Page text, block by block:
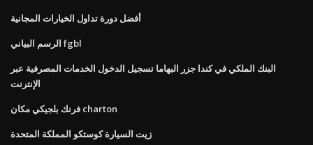
أفضل دورة تداول الخيارات المجانية
الرسم البياني fgbl
البنك الملكي في كندا جزر البهاما تسجيل الدخول الخدمات المصرفية عبر
الإنترنت
فرنك بلجيكي مكان charton
زيت السيارة كوستكو المملكة المتحدة